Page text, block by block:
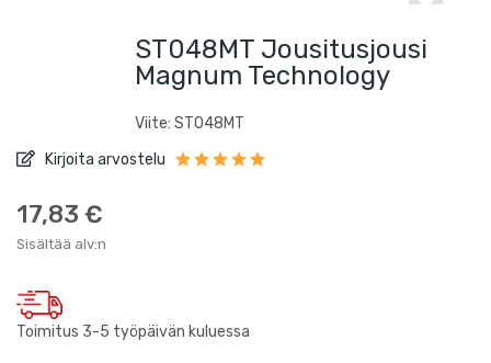
ST048MT Jousitusjousi
Magnum Technology
Viite: ST048MT
Kirjoita arvostelu
17,83 €
Sisältää alv:n
Toimitus 3-5 työpäivän kuluessa